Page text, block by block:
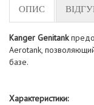
ОПИС
Kanger Genitank
Aerotank,
базе.
Характеристики: